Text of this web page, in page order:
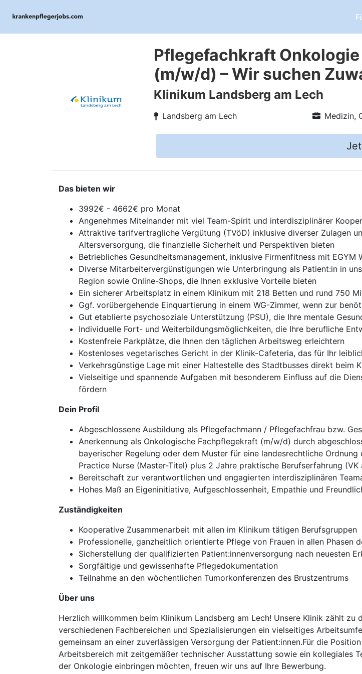
Pflegefachkraft
(m/w/d) – Wir suchen
Klinikum Landsberg am Lech
Landsberg am Lech Medizin,
Das bieten wir
3992€ - 4662€ pro Monat
Angenehmes Miteinander mit viel Team-Spirit und interdisziplinärer
Attraktive tarifvertragliche Vergütung (TVöD) inklusive diverser Zulagen
Altersversorgung, die finanzielle Sicherheit und Perspektiven bieten
Betriebliches Gesundheitsmanagement, inklusive Firmenfitness mit
Diverse Mitarbeitervergünstigungen wie Unterbringung als Patient:in in
Region sowie Online-Shops, die Ihnen exklusive Vorteile bieten
Ein sicherer Arbeitsplatz in einem Klinikum mit 218 Betten und rund 750
Ggf. vorübergehende Einquartierung in einem WG-Zimmer, wenn zur
Gut etablierte psychosoziale Unterstützung (PSU), die Ihre mentale
Individuelle Fort- und Weiterbildungsmöglichkeiten, die Ihre berufliche
Kostenfreie Parkplätze, die Ihnen den täglichen Arbeitsweg erleichtern
Kostenloses vegetarisches Gericht in der Klinik-Cafeteria, das für Ihr
Verkehrsgünstige Lage mit einer Haltestelle des Stadtbusses direkt beim
Vielseitige und spannende Aufgaben mit besonderem Einfluss auf die
fördern
Dein Profil
Abgeschlossene Ausbildung als Pflegefachmann / Pflegefachfrau bzw.
Anerkennung als Onkologische Fachpflegekraft (m/w/d) durch
bayerischer Regelung oder dem Muster für eine landesrechtliche
Practice Nurse (Master-Titel) plus 2 Jahre praktische Berufserfahrung
Bereitschaft zur verantwortlichen und engagierten interdisziplinären
Hohes Maß an Eigeninitiative, Aufgeschlossenheit, Empathie und
Zuständigkeiten
Kooperative Zusammenarbeit mit allen im Klinikum tätigen Berufsgruppen
Professionelle, ganzheitlich orientierte Pflege von Frauen in allen Phasen
Sicherstellung der qualifizierten Patient:innenversorgung nach neuesten
Sorgfältige und gewissenhafte Pflegedokumentation
Teilnahme an den wöchentlichen Tumorkonferenzen des Brustzentrums
Über uns
Herzlich willkommen beim Klinikum Landsberg am Lech! Unsere Klinik zählt
verschiedenen Fachbereichen und Spezialisierungen ein vielseitiges
gemeinsam an einer zuverlässigen Versorgung der Patient:innen.Für die
Arbeitsbereich mit zeitgemäßer technischer Ausstattung sowie ein kollegiales
der Onkologie einbringen möchten, freuen wir uns auf Ihre Bewerbung.